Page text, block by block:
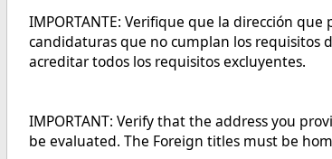
IMPORTANTE: Verifique que la dirección
candidaturas que no cumplan los requisitos
acreditar todos los requisitos excluyentes.
IMPORTANT: Verify that the address you
be evaluated. The Foreign titles must be